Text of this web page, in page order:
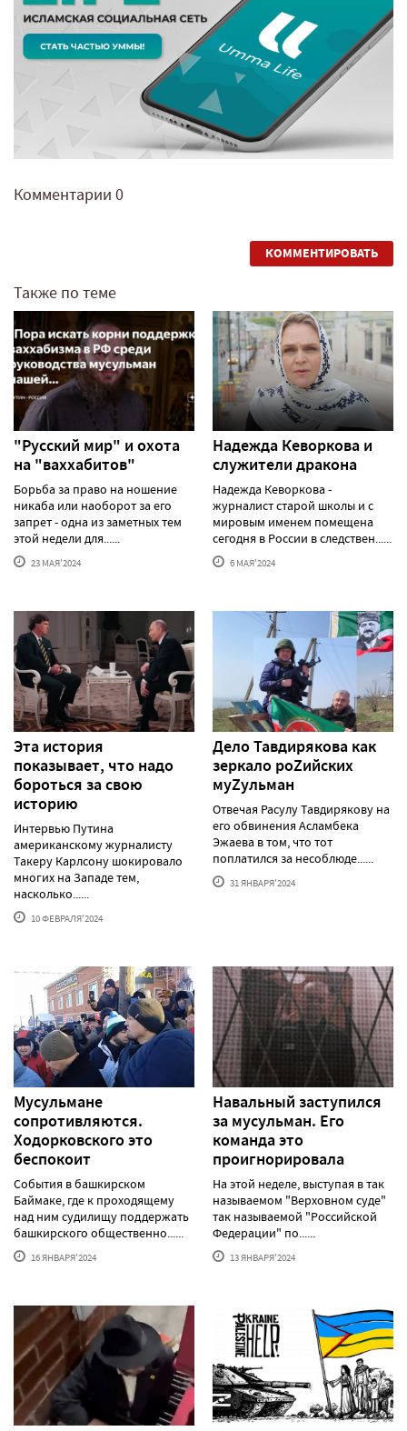
Комментарии 0
КОММЕНТИРОВАТЬ
Также по теме
"Русский мир" и охота
на "ваххабитов"
Борьба за право на ношение
никаба или наоборот за его
запрет - одна из заметных тем
этой недели для......
23 МАЯ'2024
Надежда Кеворкова и
служители дракона
Надежда Кеворкова -
журналист старой школы и с
мировым именем помещена
сегодня в России в следствен......
6 МАЯ'2024
Эта история
показывает, что надо
бороться за свою
историю
Интервью Путина
американскому журналисту
Такеру Карлсону шокировало
многих на Западе тем,
насколько......
10 ФЕВРАЛЯ'2024
Дело Тавдирякова как
зеркало роZийских
муZульман
Отвечая Расулу Тавдирякову на
его обвинения Асламбека
Эжаева в том, что тот
поплатился за несоблюде......
31 ЯНВАРЯ'2024
Мусульмане
сопротивляются.
Ходорковского это
беспокоит
События в башкирском
Баймаке, где к проходящему
над ним судилищу поддержать
башкирского общественно......
16 ЯНВАРЯ'2024
Навальный заступился
за мусульман. Его
команда это
проигнорировала
На этой неделе, выступая в так
называемом "Верховном суде"
так называемой "Российской
Федерации" по......
13 ЯНВАРЯ'2024